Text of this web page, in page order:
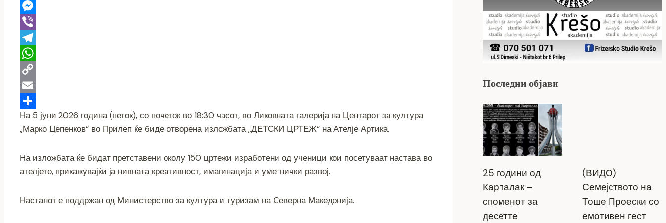
c
e
b
o
o
k
T
w
t
t
e
M
e
s
s
e
n
g
e
V
b
e
T
e
e
g
r
m
W
h
a
t
s
p
C
o
p
y
i
k
E
m
a
l
S
h
r
На 5 јуни 2026 година (петок), со почеток во 18:30 часот, во Ликовната галерија на Центарот за култура
„Марко Цепенков“ во Прилеп ќе биде отворена изложбата „ДЕТСКИ ЦРТЕЖ“ на Ателје Артика.
На изложбата ќе бидат претставени околу 150 цртежи изработени од ученици кои посетуваат настава во
ателјето, прикажувајќи ја нивната креативност, имагинација и уметнички развој.
Настанот е поддржан од Министерство за култура и туризам на Северна Македонија.
Последни објави
25 години од
Карпалак –
споменот за
десетте
(ВИДО)
Семејството на
Тоше Проески со
емотивен гест